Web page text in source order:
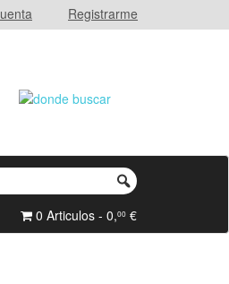
Registrarme
0 Articulos - 0,00 €